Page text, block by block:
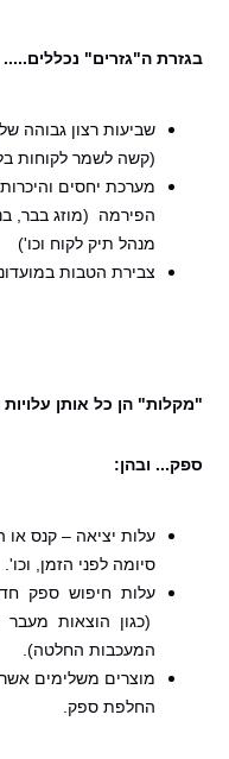
בגזרת ה"גזרים" נכללים.....
שביעות רצון גבוהה
(קשה לשמר לקוחות
מערכת יחסים
הפירמה (מוזג בבר,
מנהל תיק לקוח וכו')
צבירת הטבות
"מקלות" הן כל אותן
ספק... ובהן:
עלות יציאה – קנס או
סיומה לפני הזמן, וכו'.
עלות חיפוש ספק
(כגון הוצאות
המעכבות החלטה).
מוצרים משלימים
החלפת ספק.